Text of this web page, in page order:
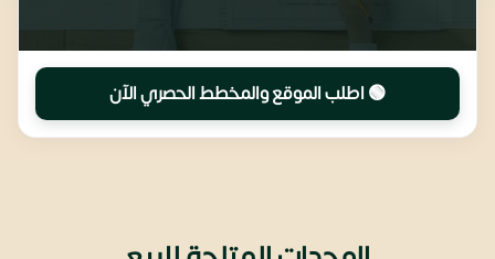
🟢 اطلب الموقع والمخطط الحصري الآن